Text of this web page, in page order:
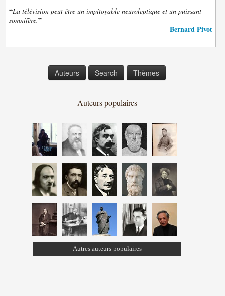
“La télévision peut être un impitoyable neuroleptique et un puissant
somnifère.”
— Bernard Pivot
Auteurs Search Thèmes
Auteurs populaires
Autres auteurs populaires